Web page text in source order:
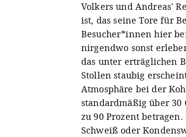
Volkers und Andreas'
ist, das seine Tore für
Besucher*innen hier
nirgendwo sonst
das unter erträglichen
Stollen staubig
Atmosphäre bei der
standardmäßig über
zu 90 Prozent
Schweiß oder